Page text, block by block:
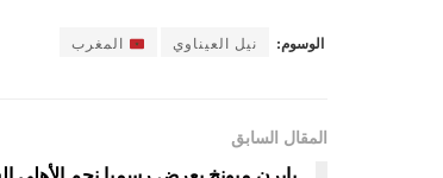
الوسوم: نيل العيناوي المغرب
المقال السابق